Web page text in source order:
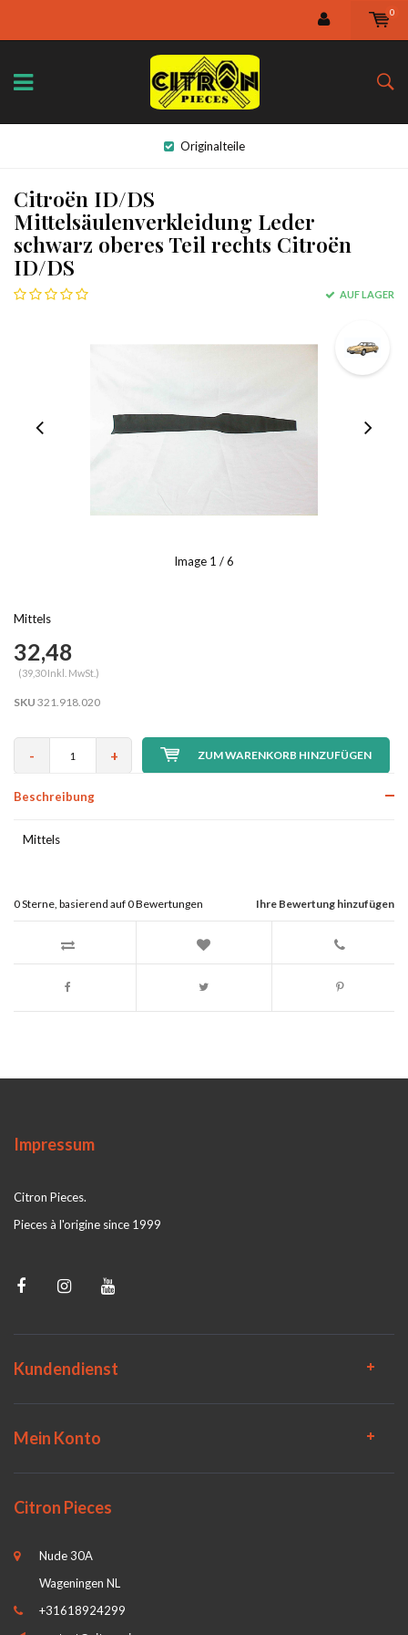
0
Originalteile
Citroën ID/DS
Mittelsäulenverkleidung Leder
schwarz oberes Teil rechts Citroën
ID/DS
AUF LAGER
Image 1 / 6
Mittels
32,48
(39,30 Inkl. MwSt.)
SKU 321.918.020
- + ZUM WARENKORB HINZUFÜGEN
Beschreibung
Mittels
Ihre Bewertung hinzufügen
0Sterne, basierend auf0Bewertungen
Impressum
Citron Pieces.
Pieces à l'origine since 1999
Kundendienst
Mein Konto
Citron Pieces
Nude 30A
Wageningen NL
+31618924299